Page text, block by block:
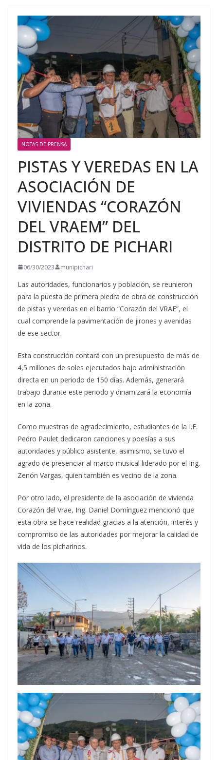
NOTAS DE PRENSA
PISTAS Y VEREDAS EN LA
ASOCIACIÓN DE
VIVIENDAS “CORAZÓN
DEL VRAEM” DEL
DISTRITO DE PICHARI
06/30/2023 munipichari
Las autoridades, funcionarios y población, se reunieron
para la puesta de primera piedra de obra de construcción
de pistas y veredas en el barrio “Corazón del VRAE”, el
cual comprende la pavimentación de jirones y avenidas
de ese sector.
Esta construcción contará con un presupuesto de más de
4,5 millones de soles ejecutados bajo administración
directa en un periodo de 150 días. Además, generará
trabajo durante este periodo y dinamizará la economía
en la zona.
Como muestras de agradecimiento, estudiantes de la I.E.
Pedro Paulet dedicaron canciones y poesías a sus
autoridades y público asistente, asimismo, se tuvo el
agrado de presenciar al marco musical liderado por el Ing.
Zenón Vargas, quien también es vecino de la zona.
Por otro lado, el presidente de la asociación de vivienda
Corazón del Vrae, Ing. Daniel Domínguez mencionó que
esta obra se hace realidad gracias a la atención, interés y
compromiso de las autoridades por mejorar la calidad de
vida de los picharinos.